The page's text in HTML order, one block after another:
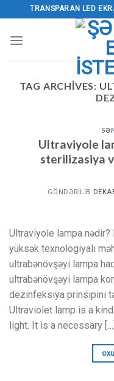
Məzmuna
keçin
TRANSPARAN LED
TAG ARCHIVES:
Ultraviyole
sterilizasiya
GÖNDƏRILIB
Ultraviyole lampa
yüksək texnologiyalı
ultrabənövşəyi lampa
ultrabənövşəyi lampa
dezinfeksiya prinsipini
Ultraviolet lamp is a
light It is a necessary […]